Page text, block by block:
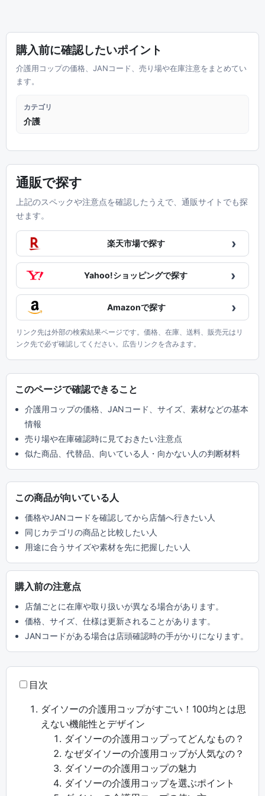
購入前に確認したいポイント
介護用コップの価格、JANコード、売り場や在庫注意をまとめてい
ます。
カテゴリ
介護
通販で探す
上記のスペックや注意点を確認したうえで、通販サイトでも探
せます。
楽天市場で探す ›
Yahoo!ショッピングで探す ›
Amazonで探す ›
リンク先は外部の検索結果ページです。価格、在庫、送料、販売元はリ
ンク先で必ず確認してください。広告リンクを含みます。
このページで確認できること
介護用コップの価格、JANコード、サイズ、素材などの基本
情報
売り場や在庫確認時に見ておきたい注意点
似た商品、代替品、向いている人・向かない人の判断材料
この商品が向いている人
価格やJANコードを確認してから店舗へ行きたい人
同じカテゴリの商品と比較したい人
用途に合うサイズや素材を先に把握したい人
購入前の注意点
店舗ごとに在庫や取り扱いが異なる場合があります。
価格、サイズ、仕様は更新されることがあります。
JANコードがある場合は店頭確認時の手がかりになります。
目次
ダイソーの介護用コップがすごい！100均とは思
えない機能性とデザイン
ダイソーの介護用コップってどんなもの？
なぜダイソーの介護用コップが人気なの？
ダイソーの介護用コップの魅力
ダイソーの介護用コップを選ぶポイント